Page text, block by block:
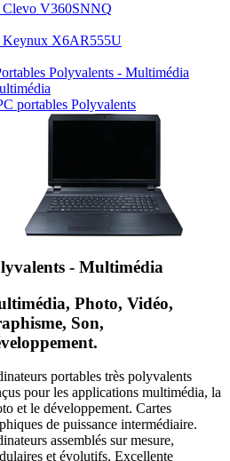
V360SNNQ
X6AR555U
portables Polyvalents
- Multimédia
Photo, Vidéo,
Son,
portables très polyvalents
pour les applications multimédia, la
et le développement. Cartes
de puissance intermédiaire.
assemblés sur mesure,
et évolutifs. Excellente